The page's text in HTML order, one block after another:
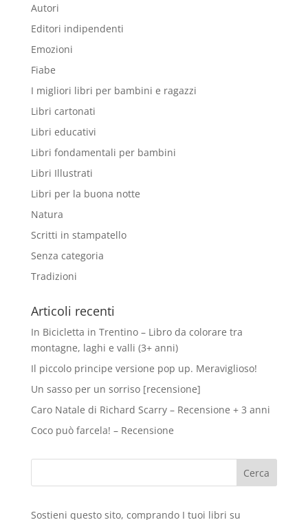
Autori
Editori indipendenti
Emozioni
Fiabe
I migliori libri per bambini e ragazzi
Libri cartonati
Libri educativi
Libri fondamentali per bambini
Libri Illustrati
Libri per la buona notte
Natura
Scritti in stampatello
Senza categoria
Tradizioni
Articoli recenti
In Bicicletta in Trentino – Libro da colorare tra
montagne, laghi e valli (3+ anni)
Il piccolo principe versione pop up. Meraviglioso!
Un sasso per un sorriso [recensione]
Caro Natale di Richard Scarry – Recensione + 3 anni
Coco può farcela! – Recensione
Sostieni questo sito, comprando I tuoi libri su